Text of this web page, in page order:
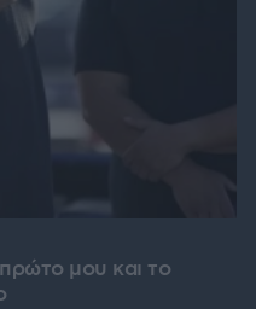
μου και το